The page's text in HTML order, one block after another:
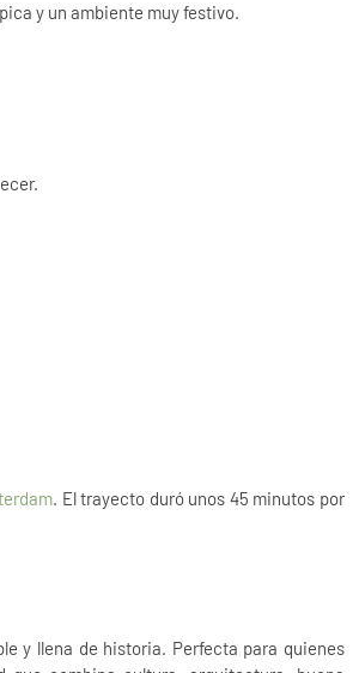
y un ambiente muy festivo.
. El trayecto duró unos 45 minutos por
y llena de historia. Perfecta para quienes